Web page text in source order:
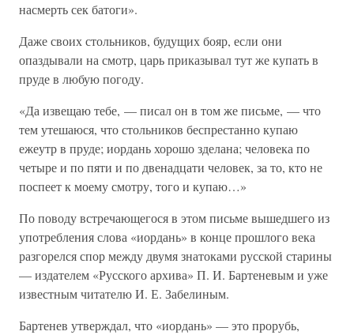
насмерть сек батоги».
Даже своих стольников, будущих бояр, если они
опаздывали на смотр, царь приказывал тут же купать в
пруде в любую погоду.
«Да извещаю тебе, — писал он в том же письме, — что
тем утешаюся, что стольников беспрестанно купаю
ежеутр в пруде; иордань хорошо зделана; человека по
четыре и по пяти и по двенадцати человек, за то, кто не
поспеет к моему смотру, того и купаю…»
По поводу встречающегося в этом письме вышедшего из
употребления слова «иордань» в конце прошлого века
разгорелся спор между двумя знатоками русской старины
— издателем «Русского архива» П. И. Бартеневым и уже
известным читателю И. Е. Забелиным.
Бартенев утверждал, что «иордань» — это прорубь,